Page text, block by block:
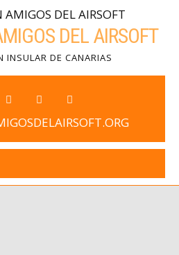
DEL AIRSOFT
INSULAR DE CANARIAS